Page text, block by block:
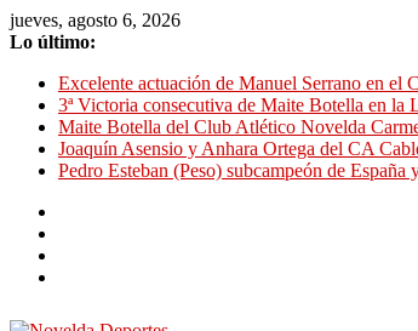
Saltar
al
jueves, agosto 6, 2026
Lo último:
Excelente actuación de Manuel Serrano en el
3ª Victoria consecutiva de Maite Botella en la
Maite Botella del Club Atlético Novelda
Joaquín Asensio y Anhara Ortega del CA
Pedro Esteban (Peso) subcampeón de